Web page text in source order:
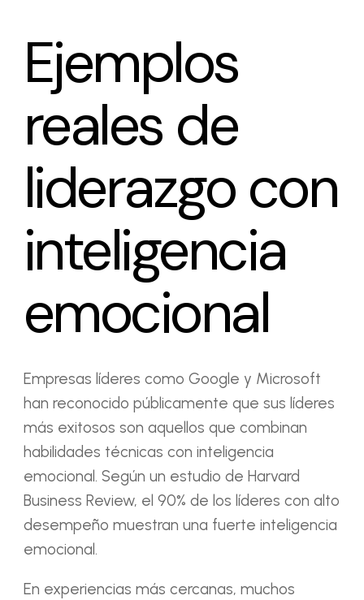
Ejemplos
reales de
liderazgo con
inteligencia
emocional
Empresas líderes como Google y Microsoft
han reconocido públicamente que sus líderes
más exitosos son aquellos que combinan
habilidades técnicas con inteligencia
emocional. Según un estudio de Harvard
Business Review, el 90% de los líderes con alto
desempeño muestran una fuerte inteligencia
emocional.
En experiencias más cercanas, muchos